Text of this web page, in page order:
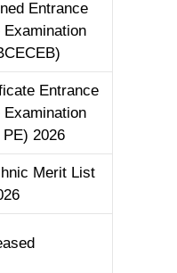
Entrance
Entrance
2026
Merit List